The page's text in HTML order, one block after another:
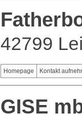
42799
Homepage Kontakt
GISE